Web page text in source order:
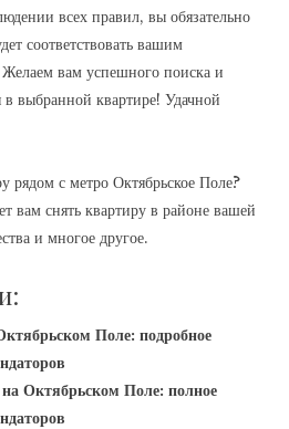
всех правил, вы обязательно
соответствовать вашим
вам успешного поиска и
выбранной квартире! Удачной
рядом с метро Октябрьское Поле?
вам снять квартиру в районе вашей
и многое другое.
Поле: подробное
Октябрьском Поле: полное